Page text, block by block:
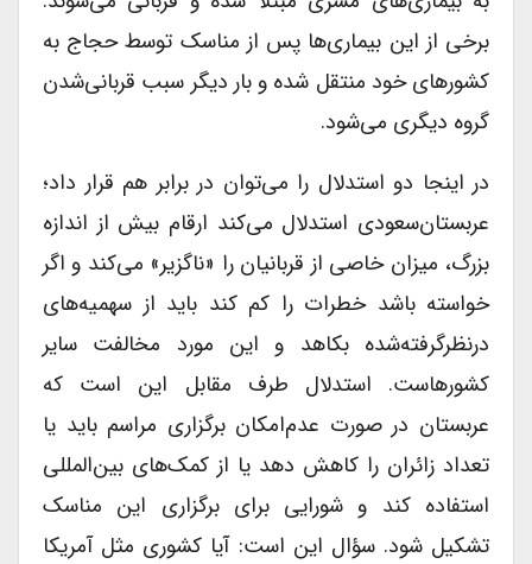
برخی از این بیماری‌ها پس از مناسک توسط حجاج به
کشورهای خود منتقل شده و بار دیگر سبب قربانی‌شدن
گروه دیگری می‌شود.
در اینجا دو استدلال را می‌توان در برابر هم قرار داد؛
عربستان‌سعودی استدلال می‌کند ارقام بیش از اندازه
بزرگ، میزان خاصی از قربانیان را «ناگزیر» می‌کند و اگر
خواسته باشد خطرات را کم کند باید از سهمیه‌های
درنظر‌گرفته‌شده بکاهد و این مورد مخالفت سایر
کشورهاست. استدلال طرف مقابل این است که
عربستان در صورت عدم‌امکان برگزاری مراسم باید یا
تعداد زائران را کاهش دهد یا از کمک‌های بین‌المللی
استفاده کند و شورایی برای برگزاری این مناسک
تشکیل شود. سؤال این است: آیا کشوری مثل آمریکا